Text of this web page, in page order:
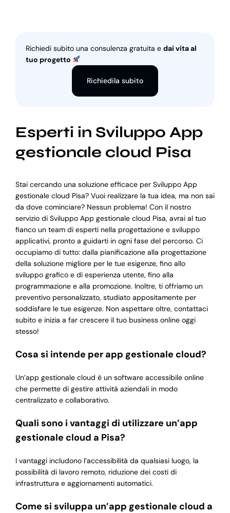
Richiedi subito una consulenza gratuita e dai vita al
tuo progetto
Richiedila subito
Esperti in Sviluppo App
gestionale cloud Pisa
Stai cercando una soluzione efficace per Sviluppo App
gestionale cloud Pisa? Vuoi realizzare la tua idea, ma non sai
da dove cominciare? Nessun problema! Con il nostro
servizio di Sviluppo App gestionale cloud Pisa, avrai al tuo
fianco un team di esperti nella progettazione e sviluppo
applicativi, pronto a guidarti in ogni fase del percorso. Ci
occupiamo di tutto: dalla pianificazione alla progettazione
della soluzione migliore per le tue esigenze, fino allo
sviluppo grafico e di esperienza utente, fino alla
programmazione e alla promozione. Inoltre, ti offriamo un
preventivo personalizzato, studiato appositamente per
soddisfare le tue esigenze. Non aspettare oltre, contattaci
subito e inizia a far crescere il tuo business online oggi
stesso!
Cosa si intende per app gestionale cloud?
Un’app gestionale cloud è un software accessibile online
che permette di gestire attività aziendali in modo
centralizzato e collaborativo.
Quali sono i vantaggi di utilizzare un’app
gestionale cloud a Pisa?
I vantaggi includono l’accessibilità da qualsiasi luogo, la
possibilità di lavoro remoto, riduzione dei costi di
infrastruttura e aggiornamenti automatici.
Come si sviluppa un’app gestionale cloud a